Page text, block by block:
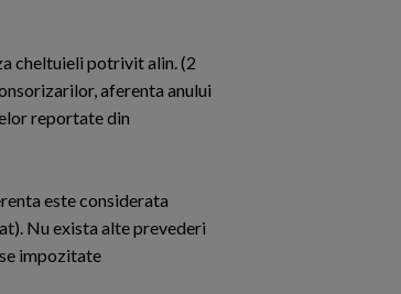
cheltuieli potrivit alin. (2
aferenta anului
reportate din
este considerata
Nu exista alte prevederi
impozitate